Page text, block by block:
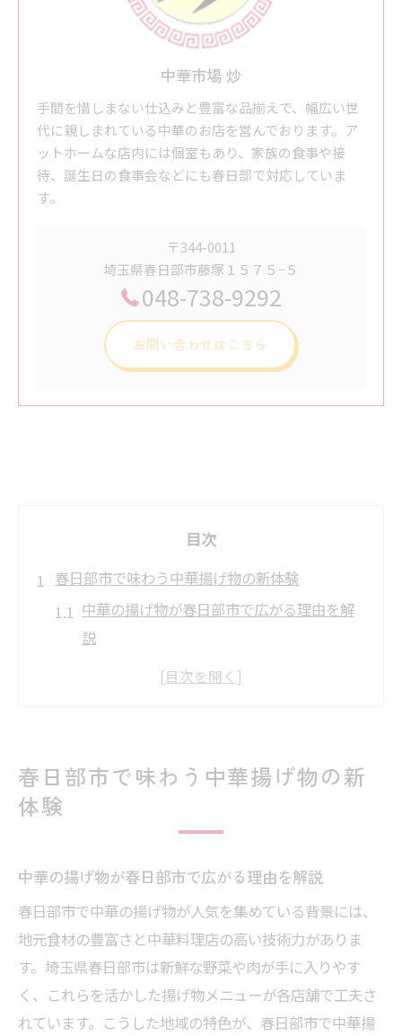
中華市場 炒
手間を惜しまない仕込みと豊富な品揃えで、幅広い世
代に親しまれている中華のお店を営んでおります。ア
ットホームな店内には個室もあり、家族の食事や接
待、誕生日の食事会などにも春日部で対応していま
す。
〒344-0011
埼玉県春日部市藤塚１５７５−５
048-738-9292
お問い合わせはこちら
目次
春日部市で味わう中華揚げ物の新体験
中華の揚げ物が春日部市で広がる理由を解
説
春日部で楽しむ中華揚げ物の人気の秘密と
ント
香ばしい中華が織りなす揚げ物の魅力
中華独自の香ばしさが揚げ物で際立つ理由
春日部中華の揚げ物が放つ香りの魅力とは
中華の調理法で実現する揚げ物の絶品食感
揚げたての中華揚げ物で五感を満たす体験
春日部市で味わう中華揚げ物の新
体験
中華の揚げ物が春日部市で広がる理由を解説
春日部市で中華の揚げ物が人気を集めている背景には、
地元食材の豊富さと中華料理店の高い技術力がありま
す。埼玉県春日部市は新鮮な野菜や肉が手に入りやす
く、これらを活かした揚げ物メニューが各店舗で工夫さ
れています。こうした地域の特色が、春日部市で中華揚